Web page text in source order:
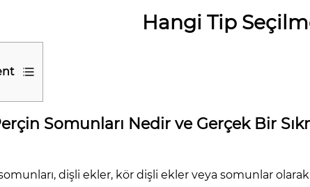
Hangi Tip
Somunları Nedir ve Gerçek Bir
dişli ekler, kör dişli ekler veya somunlar